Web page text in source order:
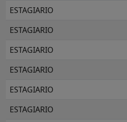
ESTAGIARIO
ESTAGIARIO
ESTAGIARIO
ESTAGIARIO
ESTAGIARIO
ESTAGIARIO